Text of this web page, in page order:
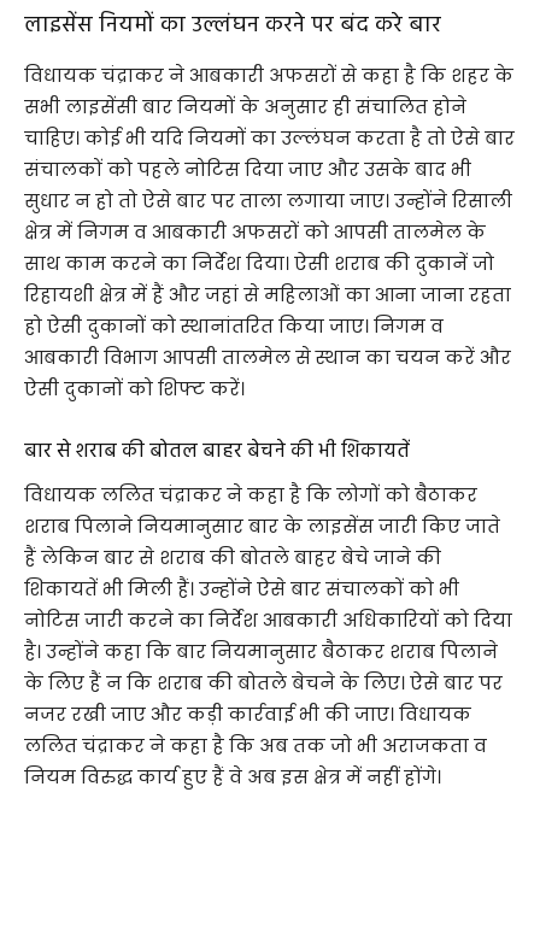
लाइसेंस नियमों का उल्लंघन करने पर बंद करे बार
विधायक चंद्राकर ने आबकारी अफसरों से कहा है कि शहर के
सभी लाइसेंसी बार नियमों के अनुसार ही संचालित होने
चाहिए। कोई भी यदि नियमों का उल्लंघन करता है तो ऐसे बार
संचालकों को पहले नोटिस दिया जाए और उसके बाद भी
सुधार न हो तो ऐसे बार पर ताला लगाया जाए। उन्होंने रिसाली
क्षेत्र में निगम व आबकारी अफसरों को आपसी तालमेल के
साथ काम करने का निर्देश दिया। ऐसी शराब की दुकानें जो
रिहायशी क्षेत्र में हैं और जहां से महिलाओं का आना जाना रहता
हो ऐसी दुकानों को स्थानांतरित किया जाए। निगम व
आबकारी विभाग आपसी तालमेल से स्थान का चयन करें और
ऐसी दुकानों को शिफ्ट करें।
बार से शराब की बोतल बाहर बेचने की भी शिकायतें
विधायक ललित चंद्राकर ने कहा है कि लोगों को बैठाकर
शराब पिलाने नियमानुसार बार के लाइसेंस जारी किए जाते
हैं लेकिन बार से शराब की बोतले बाहर बेचे जाने की
शिकायतें भी मिली हैं। उन्होंने ऐसे बार संचालकों को भी
नोटिस जारी करने का निर्देश आबकारी अधिकारियों को दिया
है। उन्होंने कहा कि बार नियमानुसार बैठाकर शराब पिलाने
के लिए हैं न कि शराब की बोतले बेचने के लिए। ऐसे बार पर
नजर रखी जाए और कड़ी कार्रवाई भी की जाए। विधायक
ललित चंद्राकर ने कहा है कि अब तक जो भी अराजकता व
नियम विरुद्ध कार्य हुए हैं वे अब इस क्षेत्र में नहीं होंगे।